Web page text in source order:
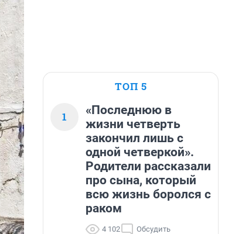
ТОП 5
1
«Последнюю в
жизни четверть
закончил лишь с
одной четверкой».
Родители рассказали
про сына, который
всю жизнь боролся с
раком
4 102 Обсудить